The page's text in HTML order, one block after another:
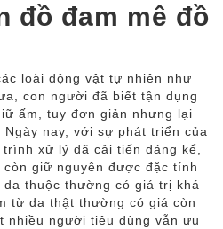
đồ đam mê đồ
loài động vật tự nhiên như
con người đã biết tận dụng
ấm, tuy đơn giản nhưng lại
nay, với sự phát triển của
xử lý đã cải tiến đáng kể,
giữ nguyên được đặc tính
thuộc thường có giá trị khá
từ da thật thường có giá còn
nhiều người tiêu dùng vẫn ưu